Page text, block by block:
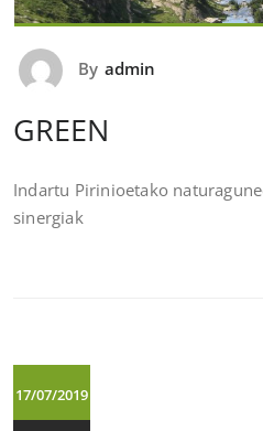
By admin
GREEN
Indartu Pirinioetako
sinergiak
17/07/2019